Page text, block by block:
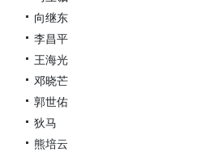
向继东
李昌平
王海光
邓晓芒
郭世佑
狄马
熊培云